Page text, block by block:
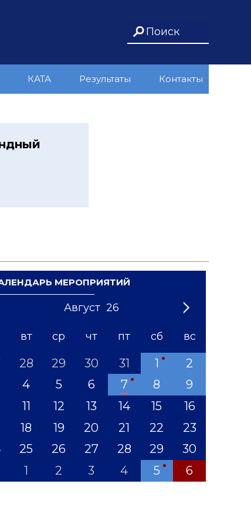
КАТА Результаты Контакты
МЕРОПРИЯТИЙ
Август 26
3 5 8 10 12
'23 '24 '25 '26 '27 '28 '29 '31
вт ср чт пт сб вс
28 29 30 31 1
2
4 5 6 7 8
9
11 12 13 14 15
16
18 19 20 21 22
23
25 26 27 28 29
30
1 2 3 4 5 6